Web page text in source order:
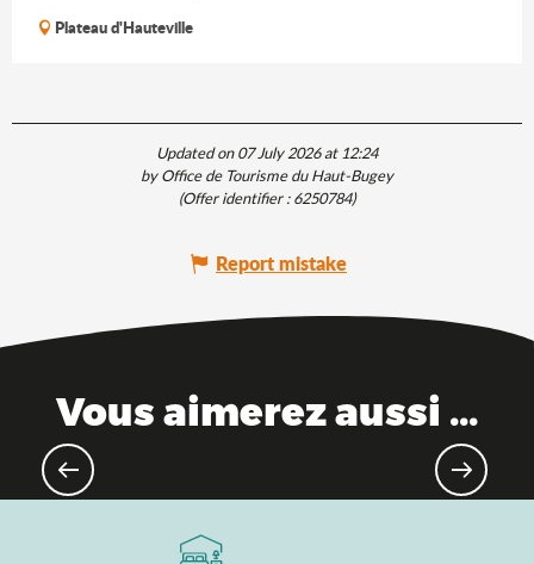
Plateau d'Hauteville
Updated on 07 July 2026 at 12:24
by Office de Tourisme du Haut-Bugey
(Offer identifier :6250784)
Report mistake
Vous aimerez aussi ...
Escape to the Ain this summer!